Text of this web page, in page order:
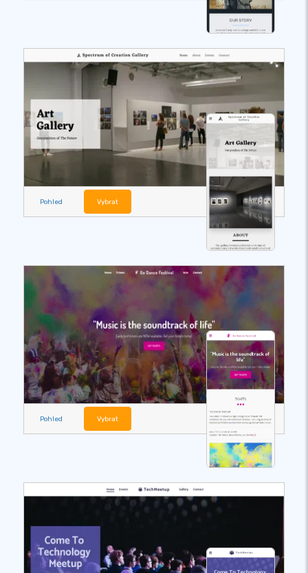
Pohled Vybrat
Pohled Vybrat